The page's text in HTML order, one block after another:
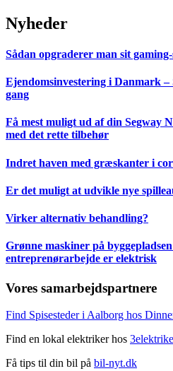
Nyheder
Sådan opgraderer man sit
Ejendomsinvestering i Danmark
gang
Få mest muligt ud af din Segway
med det rette tilbehør
Indret haven med græskanter i
Er det muligt at udvikle nye
Virker alternativ behandling?
Grønne maskiner på
entreprenørarbejde er elektrisk
Vores samarbejdspartnere
Find Spisesteder i Aalborg hos
Find en lokal elektriker hos
Få tips til din bil på bil-nyt.dk